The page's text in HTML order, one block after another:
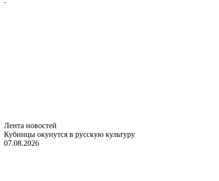
Лента новостей
Кубинцы окунутся в русскую культуру
07.08.2026